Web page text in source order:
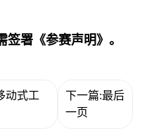
签署《参赛声明》。
动式工
下一篇:最后
一页